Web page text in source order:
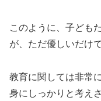
このように、子ども
が、ただ優しいだけ
教育に関しては非常
身にしっかりと考え